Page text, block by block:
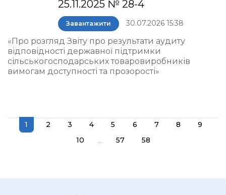
25.11.2025 № 28-4
Завантажити 30.07.2026 15:38
«Про розгляд Звіту про результати аудиту
відповідності державної підтримки
сільськогосподарських товаровиробників
вимогам доступності та прозорості»
1 2 3 4 5 6 7 8
9
10
... 57 58